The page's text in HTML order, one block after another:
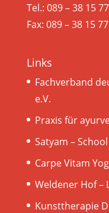
Tel.: 089 – 38 15
Fax: 089 – 38 15
Links
Fachverband
e.V.
Praxis für
Satyam –
Carpe Vitam
Weldener Hof –
Kunsttherapie